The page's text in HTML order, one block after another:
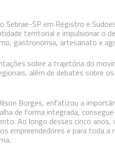
Sebrae-SP em Registro e
territorial e impulsionar o
gastronomia, artesanato e
sobre a trajetória do
além de debates sobre
Borges, enfatizou a
de forma integrada,
Ao longo desses cinco
empreendedores e para toda